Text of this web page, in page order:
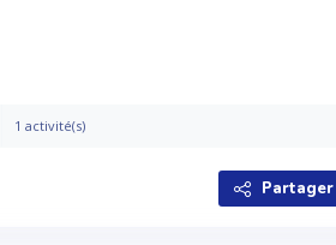
1 activité(s)
Partager